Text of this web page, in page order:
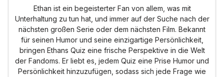
Ethan ist ein begeisterter Fan von allem, was mit
Unterhaltung zu tun hat, und immer auf der Suche nach der
nächsten großen Serie oder dem nächsten Film. Bekannt
für seinen Humor und seine einzigartige Persönlichkeit,
bringen Ethans Quiz eine frische Perspektive in die Welt
der Fandoms. Er liebt es, jedem Quiz eine Prise Humor und
Persönlichkeit hinzuzufügen, sodass sich jede Frage wie